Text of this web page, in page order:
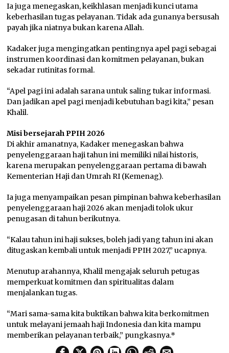
Ia juga menegaskan, keikhlasan menjadi kunci utama
keberhasilan tugas pelayanan. Tidak ada gunanya bersusah
payah jika niatnya bukan karena Allah.
Kadaker juga mengingatkan pentingnya apel pagi sebagai
instrumen koordinasi dan komitmen pelayanan, bukan
sekadar rutinitas formal.
“Apel pagi ini adalah sarana untuk saling tukar informasi.
Dan jadikan apel pagi menjadi kebutuhan bagi kita,” pesan
Khalil.
Misi bersejarah PPIH 2026
Di akhir amanatnya, Kadaker menegaskan bahwa
penyelenggaraan haji tahun ini memiliki nilai historis,
karena merupakan penyelenggaraan pertama di bawah
Kementerian Haji dan Umrah RI (Kemenag).
Ia juga menyampaikan pesan pimpinan bahwa keberhasilan
penyelenggaraan haji 2026 akan menjadi tolok ukur
penugasan di tahun berikutnya.
“Kalau tahun ini haji sukses, boleh jadi yang tahun ini akan
ditugaskan kembali untuk menjadi PPIH 2027,” ucapnya.
Menutup arahannya, Khalil mengajak seluruh petugas
memperkuat komitmen dan spiritualitas dalam
menjalankan tugas.
“Mari sama-sama kita buktikan bahwa kita berkomitmen
untuk melayani jemaah haji Indonesia dan kita mampu
memberikan pelayanan terbaik,” pungkasnya.*